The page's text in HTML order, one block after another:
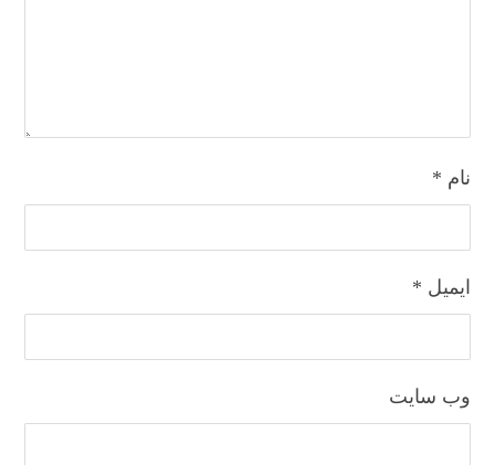
نام *
ایمیل *
وب‌ سایت